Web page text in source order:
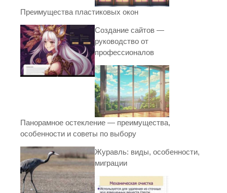
Преимущества пластиковых окон
Создание сайтов —
руководство от
профессионалов
Панорамное остекление — преимущества,
особенности и советы по выбору
Журавль: виды, особенности,
миграции